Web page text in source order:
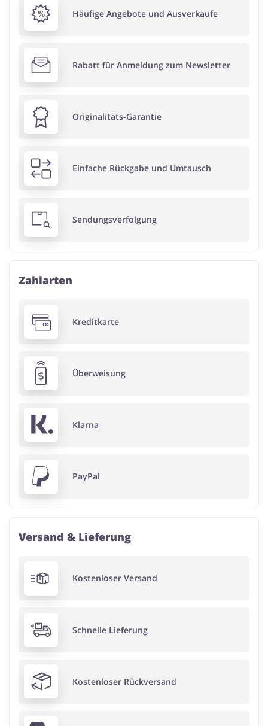
Häufige Angebote und Ausverkäufe
Rabatt für Anmeldung zum Newsletter
Originalitäts-Garantie
Einfache Rückgabe und Umtausch
Sendungsverfolgung
Zahlarten
Kreditkarte
Überweisung
Klarna
PayPal
Versand & Lieferung
Kostenloser Versand
Schnelle Lieferung
Kostenloser Rückversand